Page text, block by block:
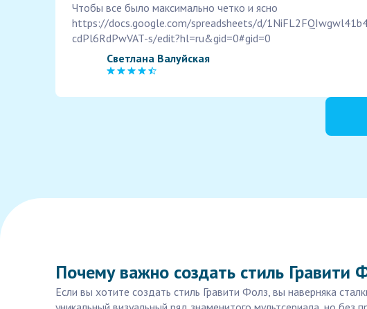
Чтобы все было максимально четко и ясно
https://docs.google.com/spreadsheets/d/
cdPl6RdPwVAT-s/edit?hl=ru&gid=0#gid=0
Светлана Валуйская
Почему важно создать стиль Гравити
Если вы хотите создать стиль Гравити Фолз, вы наверняка